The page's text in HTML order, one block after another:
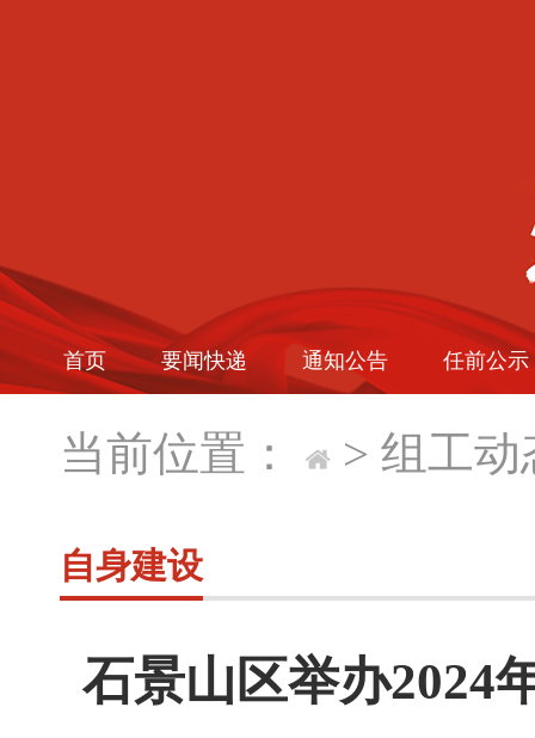
首页 要闻快递 通知公告 任前公示
当前位置： > 组工动
自身建设
石景山区举办2024